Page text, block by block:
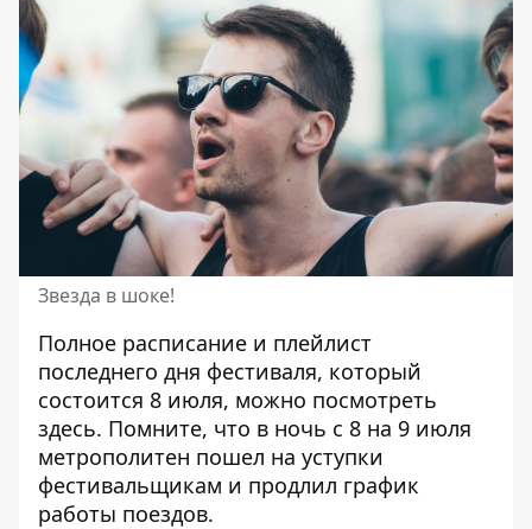
Звезда в шоке!
Полное расписание и плейлист
последнего дня фестиваля, который
состоится 8 июля, можно посмотреть
здесь. Помните, что в ночь с 8 на 9 июля
метрополитен пошел на уступки
фестивальщикам и продлил график
работы поездов.